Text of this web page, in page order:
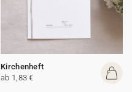
Kirchenheft
ab 1,83 €